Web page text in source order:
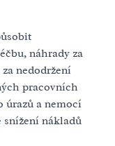
náhrady za
nedodržení
pracovních
úrazů a nemocí
snížení nákladů